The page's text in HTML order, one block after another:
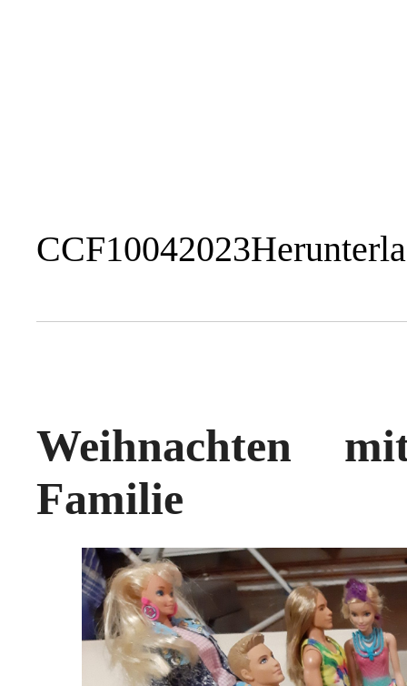
CCF10042023
Weihnachten
Familie